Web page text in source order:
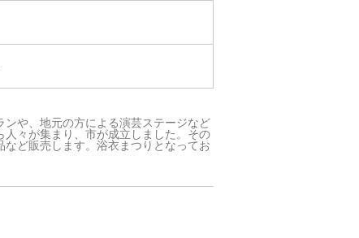
や、地元の方による演芸ステージなど
々が集まり、市が成立しました。その
ど販売します。浴衣まつりとなってお